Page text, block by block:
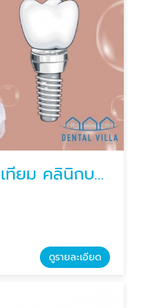
รีวิวจากคนไข้ใช้รากเทียม คลินิกบางแสน
ดูรายละเอียด